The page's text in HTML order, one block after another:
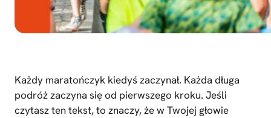
Każdy maratończyk kiedyś zaczynał. Każda długa
podróż zaczyna się od pierwszego kroku. Jeśli
czytasz ten tekst, to znaczy, że w Twojej głowie